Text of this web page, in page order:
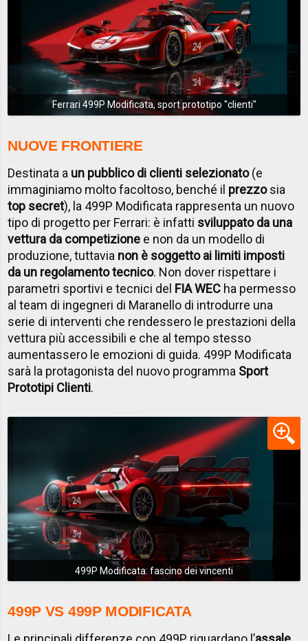
Ferrari 499P Modificata, sport prototipo ''clienti''
NUOVE FRONTIERE
Destinata a un pubblico di clienti selezionato(e
immaginiamo molto facoltoso, benché il prezzosia
top secret), la 499P Modificata rappresenta un nuovo
tipo di progetto per Ferrari: è infatti sviluppato da una
vettura da competizione e non da un modello di
produzione, tuttavia non è soggetto ai limiti imposti
da un regolamento tecnico. Non dover rispettare i
parametri sportivi e tecnici del FIA WEC ha permesso
al team di ingegneri di Maranello di introdurre una
serie di interventi che rendessero le prestazioni della
vettura più accessibili e che al tempo stesso
aumentassero le emozioni di guida. 499P Modificata
sarà la protagonista del nuovo programma Sport
Prototipi Clienti.
499P Modificata: fascino dei vincenti
499P VS 499P MODIFICATA